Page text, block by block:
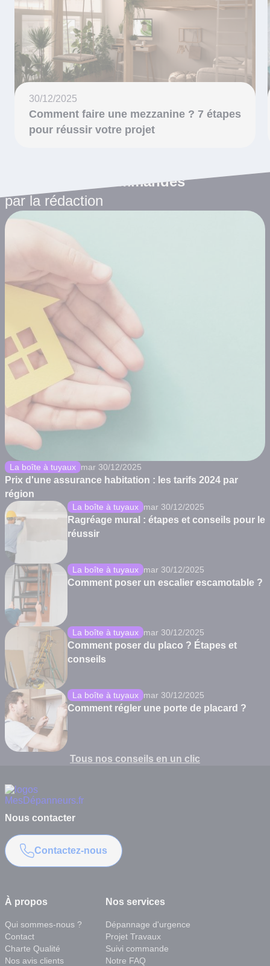
30/12/2025
Comment faire une mezzanine ? 7 étapes
pour réussir votre projet
Les articles recommandés
par la rédaction
La boîte à tuyaux mar 30/12/2025
Prix d'une assurance habitation : les tarifs 2024 par
région
La boîte à tuyaux mar 30/12/2025
Ragréage mural : étapes et conseils pour le
réussir
La boîte à tuyaux mar 30/12/2025
Comment poser un escalier escamotable ?
La boîte à tuyaux mar 30/12/2025
Comment poser du placo ? Étapes et
conseils
La boîte à tuyaux mar 30/12/2025
Comment régler une porte de placard ?
Tous nos conseils en un clic
À propos
Qui sommes-nous ?
Contact
Charte Qualité
Nos avis clients
Nos services
Dépannage d'urgence
Projet Travaux
Suivi commande
Notre FAQ
Nous contacter
Contactez-nous